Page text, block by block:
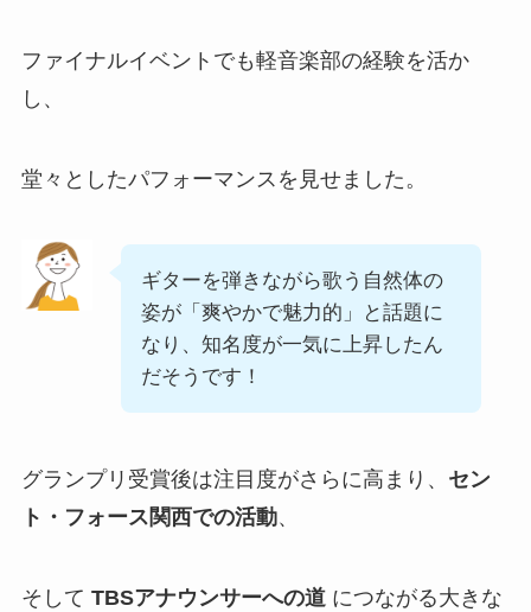
ファイナルイベントでも軽音楽部の経験を活か
し、
堂々としたパフォーマンスを見せました。
ギターを弾きながら歌う自然体の
姿が「爽やかで魅力的」と話題に
なり、知名度が一気に上昇したん
だそうです！
グランプリ受賞後は注目度がさらに高まり、 セン
ト・フォース関西での活動、
そして TBSアナウンサーへの道につながる大きな